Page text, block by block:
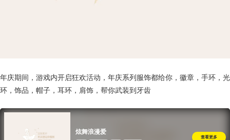
年庆期间，游戏内开启狂欢活动，年庆系列服饰都给你，徽章，手环，光
环，饰品，帽子，耳环，肩饰，帮你武装到牙齿
炫舞浪漫爱
查看更多